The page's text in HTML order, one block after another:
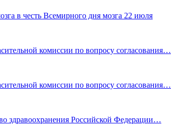
в честь Всемирного дня мозга 22 июля
комиссии по вопросу согласования…
комиссии по вопросу согласования…
здравоохранения Российской Федерации…